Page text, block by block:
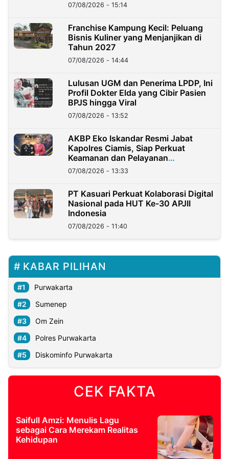
07/08/2026 - 15:14
Franchise Kampung Kecil: Peluang
Bisnis Kuliner yang Menjanjikan di
Tahun 2027
07/08/2026 - 14:44
Lulusan UGM dan Penerima LPDP, Ini
Profil Dokter Elda yang Cibir Pasien
BPJS hingga Viral
07/08/2026 - 13:52
AKBP Eko Iskandar Resmi Jabat
Kapolres Ciamis, Siap Perkuat
Keamanan dan Pelayanan
Masyarakat
07/08/2026 - 13:33
PT Kasuari Perkuat Kolaborasi Digital
Nasional pada HUT Ke-30 APJII
Indonesia
07/08/2026 - 11:40
KABAR PILIHAN
Purwakarta
Sumenep
Om Zein
Polres Purwakarta
Diskominfo Purwakarta
CEK FAKTA
Saifull Amzi: Menulis Lagu
sebagai Cara Merekam Realitas
Kehidupan